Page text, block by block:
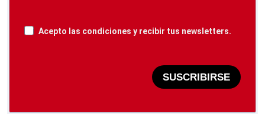
Acepto las condiciones y recibir tus newsletters.
SUSCRIBIRSE